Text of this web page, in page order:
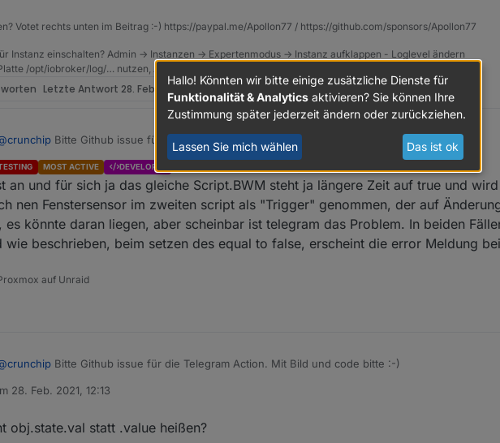
Votet rechts unten im Beitrag :-) https://paypal.me/Apollon77 / https://github.com/sponsors/Apollon77
Instanz einschalten? Admin -> Instanzen -> Expertenmodus -> Instanz aufklappen - Loglevel ändern
/opt/iobroker/log/… nutzen, Admin schneidet Zeilen ab
Letzte Antwort 28. Feb. 2021, 12:00
crunchip Bitte Github issue für die Telegram Action. Mit Bild und code bitte :-)
Ud was war der andere Fall wo einfach nichts passiert war?
MOST ACTIVE DEVELOPER
zuletzt editiert von
an und für sich ja das gleiche Script.BWM steht ja längere Zeit auf true und
nen Fenstersensor im zweiten script als "Trigger" genommen, der auf
es könnte daran liegen, aber scheinbar ist telegram das Problem. In beiden
wie beschrieben, beim setzen des equal to false, erscheint die error Meldung
auf Unraid
crunchip Bitte Github issue für die Telegram Action. Mit Bild und code bitte :-)
was war der andere Fall wo einfach nichts passiert war?
28. Feb. 2021, 12:13
von
obj.state.val statt .value heißen?
Hallo! Könnten wir bitte einige zusätzliche Dienste für
Funktionalität & Analytics aktivieren? Sie können Ihre
Zustimmung später jederzeit ändern oder zurückziehen.
Lassen Sie mich wählen Das ist ok